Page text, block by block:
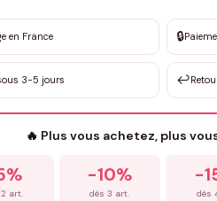
sur mesure
GRATUIT · Personnalisation de 3 à 10€
vous ?
en France 🔒
3-5 jours ↩️
🔥 Plus vous achetez, plus
art.
-10%
dès 3 art.
-
dès